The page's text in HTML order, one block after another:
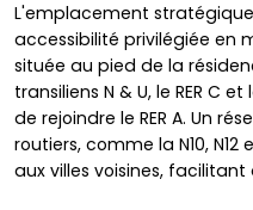
L'emplacement
accessibilité privilégiée en
située au pied de la
transiliens N & U, le RER C
de rejoindre le RER A. Un
routiers, comme la N10,
aux villes voisines,